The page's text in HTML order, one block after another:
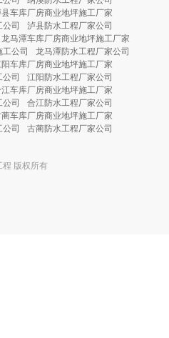
车库厂房商业地坪施工厂家
司
泸县防水工程厂家公司
龙马潭车库厂房商业地坪施工厂家
公司
龙马潭防水工程厂家公司
车库厂房商业地坪施工厂家
司
江阳防水工程厂家公司
车库厂房商业地坪施工厂家
司
合江防水工程厂家公司
车库厂房商业地坪施工厂家
司
古蔺防水工程厂家公司
版权所有